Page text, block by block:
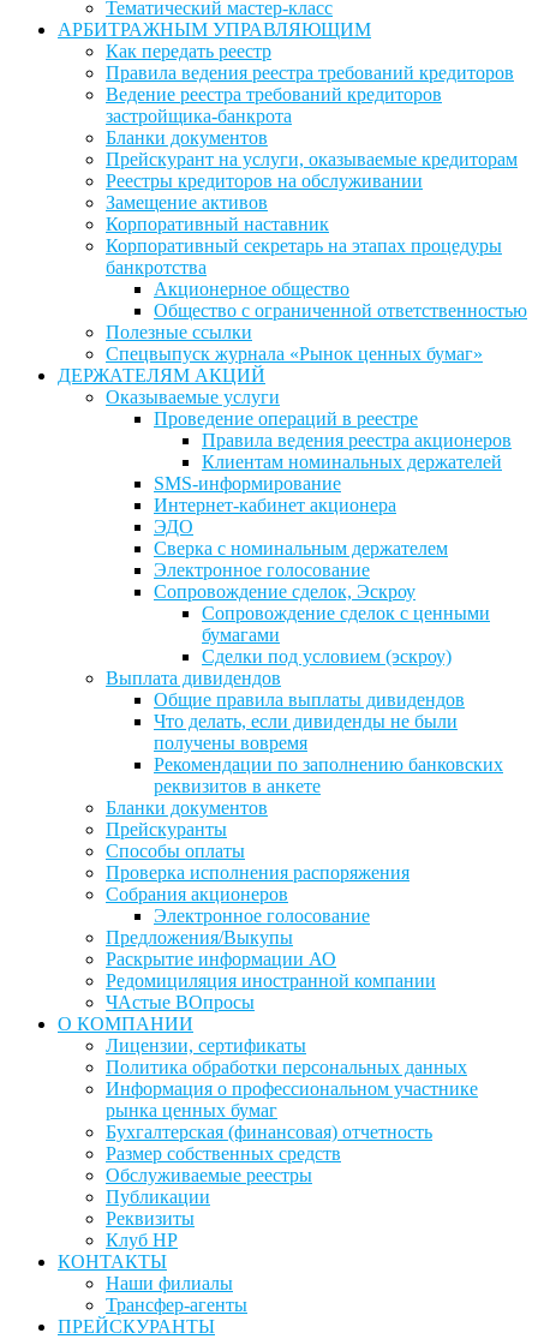
Тематический мастер-класс
АРБИТРАЖНЫМ УПРАВЛЯЮЩИМ
Как передать реестр
Правила ведения реестра требований кредиторов
Ведение реестра требований кредиторов
застройщика-банкрота
Бланки документов
Прейскурант на услуги, оказываемые кредиторам
Реестры кредиторов на обслуживании
Замещение активов
Корпоративный наставник
Корпоративный секретарь на этапах процедуры
банкротства
Акционерное общество
Общество с ограниченной ответственностью
Полезные ссылки
Спецвыпуск журнала «Рынок ценных бумаг»
ДЕРЖАТЕЛЯМ АКЦИЙ
Оказываемые услуги
Проведение операций в реестре
Правила ведения реестра акционеров
Клиентам номинальных держателей
SMS-информирование
Интернет-кабинет акционера
ЭДО
Сверка с номинальным держателем
Электронное голосование
Сопровождение сделок, Эскроу
Сопровождение сделок с ценными
бумагами
Сделки под условием (эскроу)
Выплата дивидендов
Общие правила выплаты дивидендов
Что делать, если дивиденды не были
получены вовремя
Рекомендации по заполнению банковских
реквизитов в анкете
Бланки документов
Прейскуранты
Способы оплаты
Проверка исполнения распоряжения
Собрания акционеров
Электронное голосование
Предложения/Выкупы
Раскрытие информации АО
Редомициляция иностранной компании
ЧАстые ВОпросы
О КОМПАНИИ
Лицензии, сертификаты
Политика обработки персональных данных
Информация о профессиональном участнике
рынка ценных бумаг
Бухгалтерская (финансовая) отчетность
Размер собственных средств
Обслуживаемые реестры
Публикации
Реквизиты
Клуб НР
КОНТАКТЫ
Наши филиалы
Трансфер-агенты
ПРЕЙСКУРАНТЫ